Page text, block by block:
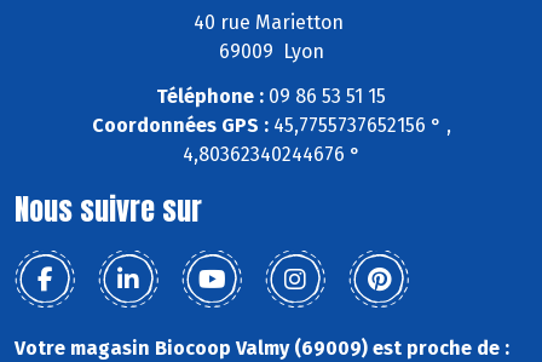
40 rue Marietton
69009 Lyon
Téléphone : 09 86 53 51 15
Coordonnées GPS :45,7755737652156 ° ,
4,80362340244676 °
Nous suivre sur
Votre magasin Biocoop Valmy (69009) est proche de :